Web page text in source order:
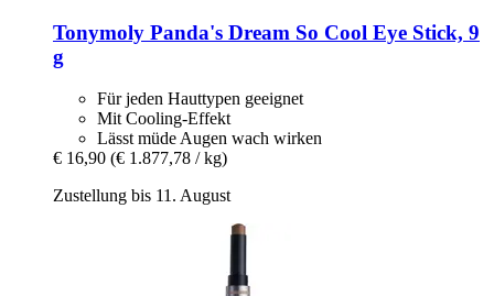
Tonymoly Panda's Dream So Cool Eye Stick, 9
g
Für jeden Hauttypen geeignet
Mit Cooling-Effekt
Lässt müde Augen wach wirken
€ 16,90 (€ 1.877,78 / kg)
Zustellung bis 11. August